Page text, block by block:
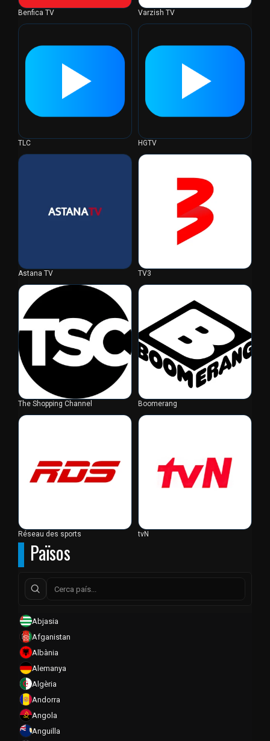
Països
Abjasia
Afganistan
Albània
Alemanya
Algèria
Andorra
Angola
Anguilla
Benfica TV Varzish TV
TLC HGTV
Astana TV TV3
The Shopping Channel Boomerang
Réseau des sports tvN